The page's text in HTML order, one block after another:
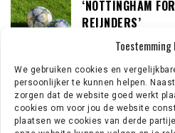
Toestemming
We gebruiken cookies en
persoonlijker te kunnen helpen.
zorgen dat de website goed werkt
cookies om voor jou de website
plaatsen we cookies van derde
‘NOTTINGHAM
REIJNDERS’
‘LOUIS VAN GAAL
GAAN MET DE